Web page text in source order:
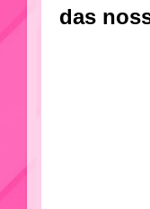
das